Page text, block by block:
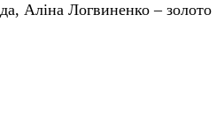
Аліна Логвиненко – золото